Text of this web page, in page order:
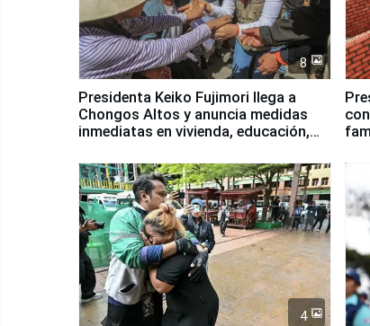
8
Presidenta Keiko Fujimori llega a
Chongos Altos y anuncia medidas
inmediatas en vivienda, educación,
4